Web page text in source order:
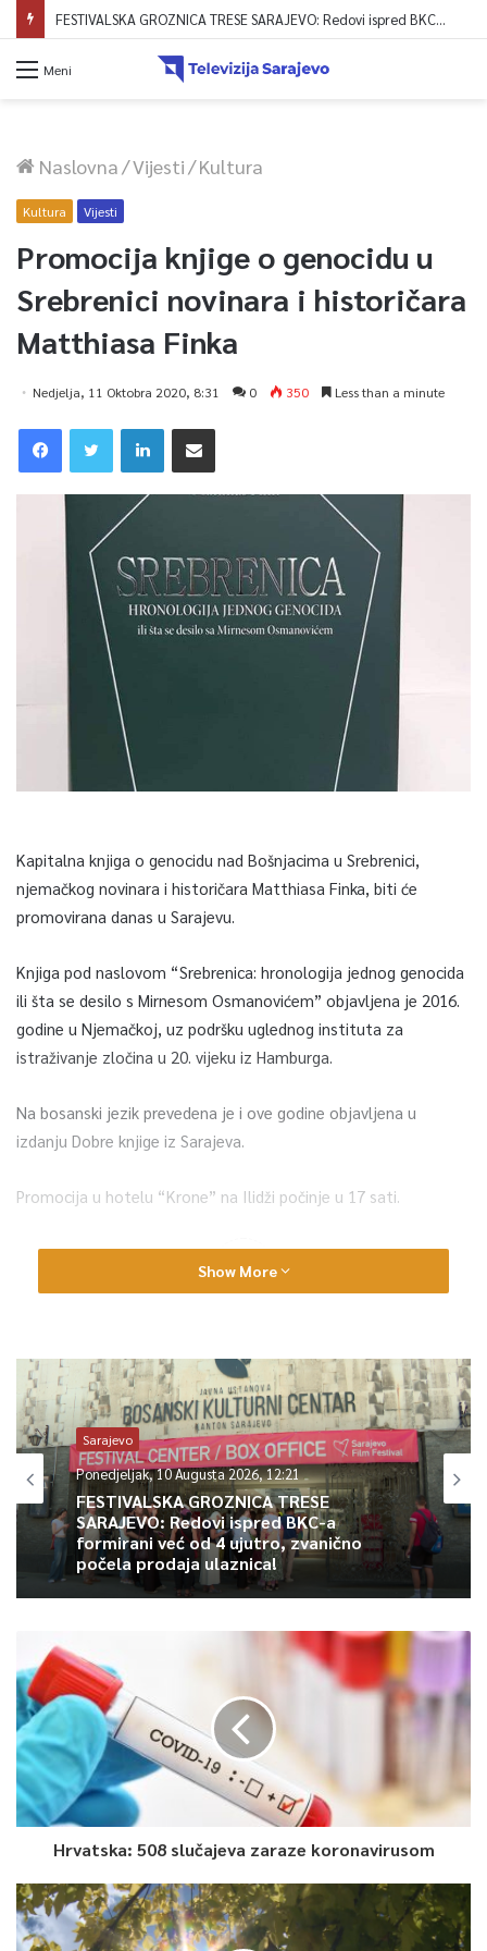
FESTIVALSKA GROZNICA TRESE SARAJEVO: Redovi ispred BKC-a formirani već od 4 ujutro, zvanično počela prodaja ulaznica!
Meni
Naslovna/Vijesti/Kultura
Kultura Vijesti
Promocija knjige o genocidu u
Srebrenici novinara i historičara
Matthiasa Finka
Nedjelja, 11 Oktobra 2020, 8:31 0 350 Less than a minute
Kapitalna knjiga o genocidu nad Bošnjacima u Srebrenici,
njemačkog novinara i historičara Matthiasa Finka, biti će
promovirana danas u Sarajevu.
Knjiga pod naslovom “Srebrenica: hronologija jednog genocida
ili šta se desilo s Mirnesom Osmanovićem” objavljena je 2016.
godine u Njemačkoj, uz podršku uglednog instituta za
istraživanje zločina u 20. vijeku iz Hamburga.
Na bosanski jezik prevedena je i ove godine objavljena u
izdanju Dobre knjige iz Sarajeva.
Promocija u hotelu “Krone” na Ilidži počinje u 17 sati.
0
Show More
Sarajevo
Ponedjeljak, 10 Augusta 2026, 12:21
FESTIVALSKA GROZNICA TRESE
SARAJEVO: Redovi ispred BKC-a
formirani već od 4 ujutro, zvanično
počela prodaja ulaznica!
Hrvatska: 508 slučajeva zaraze koronavirusom